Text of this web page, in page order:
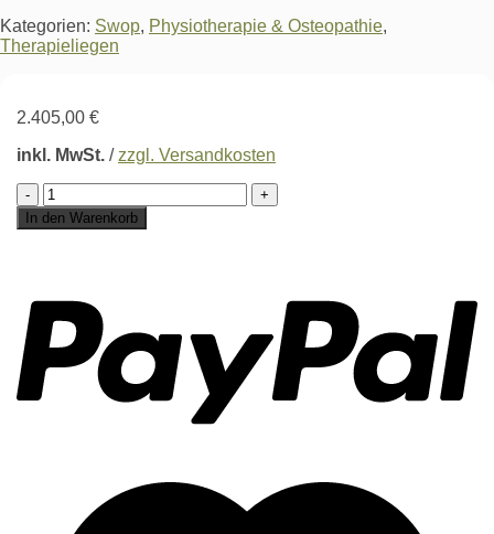
Kategorien: Swop, Physiotherapie & Osteopathie,
Therapieliegen
2.405,00 €
inkl. MwSt. / zzgl. Versandkosten
Swop
3F
Hydro
In den Warenkorb